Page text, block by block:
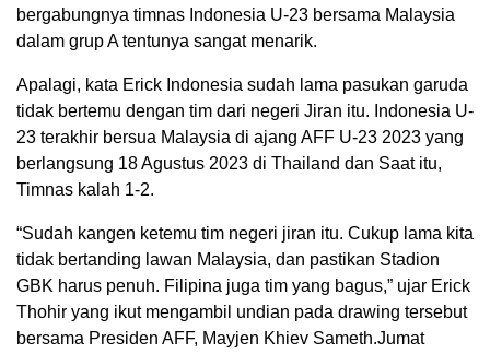
bergabungnya timnas Indonesia U-23 bersama Malaysia
dalam grup A tentunya sangat menarik.
Apalagi, kata Erick Indonesia sudah lama pasukan garuda
tidak bertemu dengan tim dari negeri Jiran itu. Indonesia U-
23 terakhir bersua Malaysia di ajang AFF U-23 2023 yang
berlangsung 18 Agustus 2023 di Thailand dan Saat itu,
Timnas kalah 1-2.
“Sudah kangen ketemu tim negeri jiran itu. Cukup lama kita
tidak bertanding lawan Malaysia, dan pastikan Stadion
GBK harus penuh. Filipina juga tim yang bagus,” ujar Erick
Thohir yang ikut mengambil undian pada drawing tersebut
bersama Presiden AFF, Mayjen Khiev Sameth.Jumat